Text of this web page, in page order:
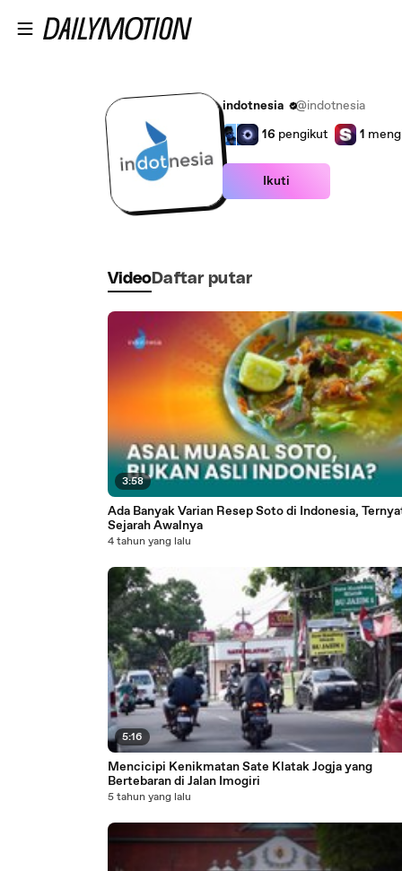
indotnesia
@indotnesia
16 pengikut 1
Ikuti
Video Daftar putar
3:58
Ada Banyak Varian Resep Soto di Indonesia,
Sejarah Awalnya
4 tahun yang lalu
5:16
Mencicipi Kenikmatan Sate Klatak Jogja yang
Bertebaran di Jalan Imogiri
5 tahun yang lalu